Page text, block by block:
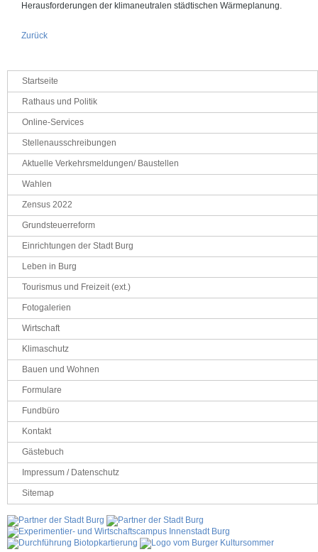
Herausforderungen der klimaneutralen städtischen Wärmeplanung.
Zurück
Navigation
überspringen
Startseite
Rathaus und Politik
Online-Services
Stellenausschreibungen
Aktuelle Verkehrsmeldungen/ Baustellen
Wahlen
Zensus 2022
Grundsteuerreform
Einrichtungen der Stadt Burg
Leben in Burg
Tourismus und Freizeit (ext.)
Fotogalerien
Wirtschaft
Klimaschutz
Bauen und Wohnen
Formulare
Fundbüro
Kontakt
Gästebuch
Impressum / Datenschutz
Sitemap